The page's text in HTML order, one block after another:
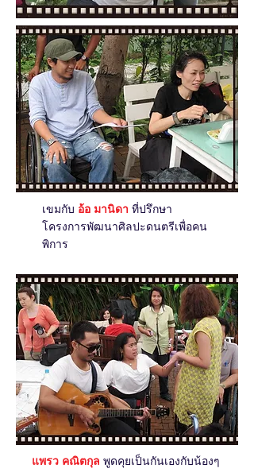
เขมกับ อ้อ มานิดา ที่ปรึกษา
โครงการพัฒนาศิลปะดนตรีเพื่อคน
พิการ
แพรว คณิตกุล พูดคุยเป็นกันเองกับน้องๆ